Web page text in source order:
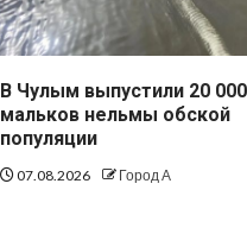
В Чулым выпустили 20 000
мальков нельмы обской
популяции
07.08.2026 Город А